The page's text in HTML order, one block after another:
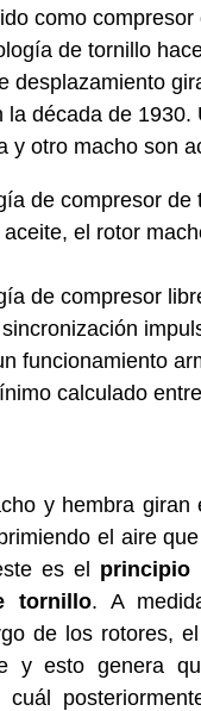
como compresor
de tornillo
desplazamiento
la década de 1930.
y otro macho son
de compresor de
aceite, el rotor
de compresor
funcionamiento
calculado
y hembra giran
el aire
es el principio
tornillo. A
de los rotores,
y esto genera
cuál